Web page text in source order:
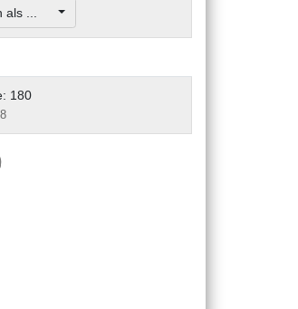
als ...
180